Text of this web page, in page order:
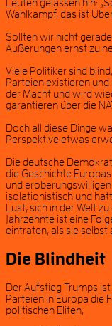
Leuten gelassen hin:
Wahlkampf, das ist
Sollten wir nicht
Äußerungen ernst zu
Viele Politiker sind
Parteien existieren
der Macht und wird
garantieren über die
Doch all diese Dinge
Perspektive etwas
Die deutsche
die Geschichte
und
isolationistisch und
Lust, sich in der Welt
Jahrzehnte ist eine
eintraten, als sie selbst
Die Blindheit
Der Aufstieg Trumps
Parteien in Europa die
politischen Eliten,